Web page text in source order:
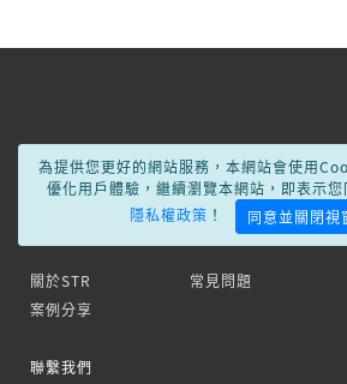
為提供您更好的網站服務，本網站會使用
優化用戶體驗，繼續瀏覽本網站，即表示
隱私權政策 ！ 同意並關閉視
關於STR 常見問題
案例分享
聯繫我們